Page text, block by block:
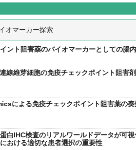
オマーカー探索
ント阻害薬のバイオマーカーとしての腸
線維芽細胞の免疫チェックポイント阻害
による免疫チェックポイント阻害薬の奏
白IHC検査のリアルワールドデータが可
おける適切な患者選択の重要性